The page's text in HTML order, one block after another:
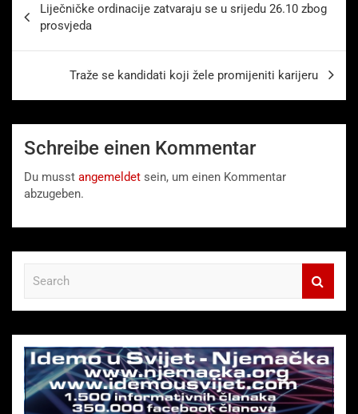
Liječničke ordinacije zatvaraju se u srijedu 26.10 zbog
prosvjeda
Traže se kandidati koji žele promijeniti karijeru
Schreibe einen Kommentar
Du musst angemeldet sein, um einen Kommentar
abzugeben.
c
h